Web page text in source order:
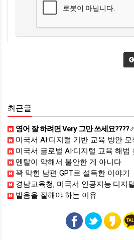
최근글
영어 잘 하려면 Very 그만 쓰세요????‍♂️
미국서 AI·디지털 기반 교육 방안
미국서 글로벌 AI·디지털 교육 해법 찾
멘탈이 약해서 불안한 게 아니다
꽉 막힌 남편 GPT로 설득한 이야기
경남교육청, 미국서 인공지능·디지털 교육혁신 방
발음을 잘해야 하는 이유